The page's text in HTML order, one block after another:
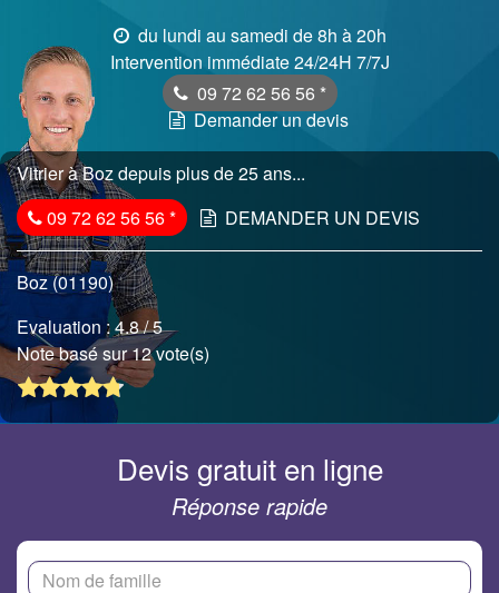
du lundi au samedi de 8h à 20h
Intervention immédiate 24/24H 7/7J
09 72 62 56 56 *
Demander un devis
Vitrier à Boz depuis plus de 25 ans...
09 72 62 56 56* DEMANDER UN DEVIS
Boz (01190)
Evaluation :4.8/ 5
Note basé sur 12 vote(s)
Devis gratuit en ligne
Réponse rapide